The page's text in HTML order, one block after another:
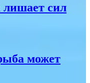
лишает сил
может